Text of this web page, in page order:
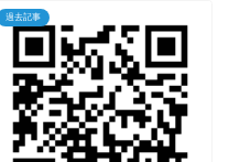
過去記事